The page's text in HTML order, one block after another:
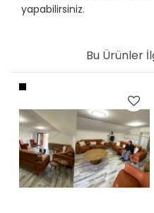
yapabilirsiniz.
Bu Ürünler